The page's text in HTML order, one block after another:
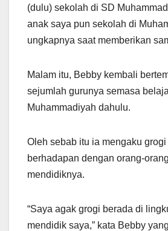
(dulu) sekolah di SD
anak saya pun sekolah di
ungkapnya saat memberikan
Malam itu, Bebby kembali
sejumlah gurunya semasa
Muhammadiyah dahulu.
Oleh sebab itu ia mengaku
berhadapan dengan orang-
mendidiknya.
“Saya agak grogi berada di
mendidik saya,” kata Bebby